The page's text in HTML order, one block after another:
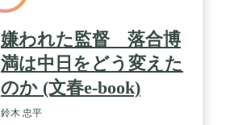
嫌われた監督 落合博
満は中日をどう変えた
のか (文春e-book)
鈴木 忠平